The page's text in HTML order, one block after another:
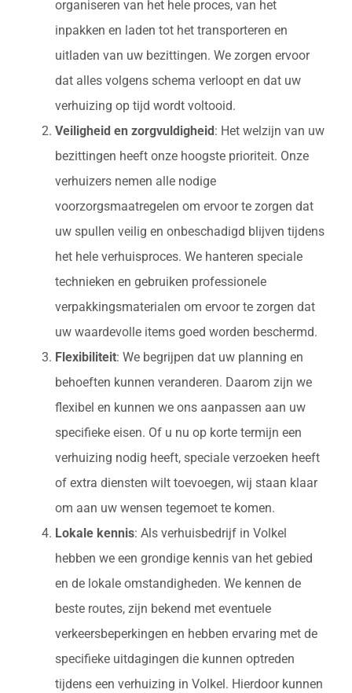
organiseren van het hele proces, van het
inpakken en laden tot het transporteren en
uitladen van uw bezittingen. We zorgen ervoor
dat alles volgens schema verloopt en dat uw
verhuizing op tijd wordt voltooid.
Veiligheid en zorgvuldigheid : Het welzijn van uw
bezittingen heeft onze hoogste prioriteit. Onze
verhuizers nemen alle nodige
voorzorgsmaatregelen om ervoor te zorgen dat
uw spullen veilig en onbeschadigd blijven tijdens
het hele verhuisproces. We hanteren speciale
technieken en gebruiken professionele
verpakkingsmaterialen om ervoor te zorgen dat
uw waardevolle items goed worden beschermd.
Flexibiliteit: We begrijpen dat uw planning en
behoeften kunnen veranderen. Daarom zijn we
flexibel en kunnen we ons aanpassen aan uw
specifieke eisen. Of u nu op korte termijn een
verhuizing nodig heeft, speciale verzoeken heeft
of extra diensten wilt toevoegen, wij staan klaar
om aan uw wensen tegemoet te komen.
Lokale kennis: Als verhuisbedrijf in Volkel
hebben we een grondige kennis van het gebied
en de lokale omstandigheden. We kennen de
beste routes, zijn bekend met eventuele
verkeersbeperkingen en hebben ervaring met de
specifieke uitdagingen die kunnen optreden
tijdens een verhuizing in Volkel. Hierdoor kunnen